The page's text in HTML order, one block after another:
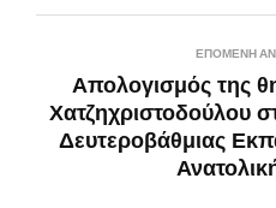
ΕΠΌΜΕΝΗ
Απολογισμός της
Χατζηχριστοδούλου
Δευτεροβάθμιας